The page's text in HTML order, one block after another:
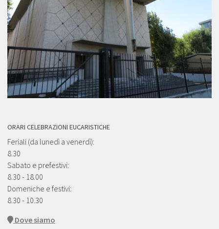
ORARI CELEBRAZIONI EUCARISTICHE
Feriali (da lunedì a venerdì):
8.30
Sabato e prefestivi:
8.30 - 18.00
Domeniche e festivi:
8.30 - 10.30
Dove siamo